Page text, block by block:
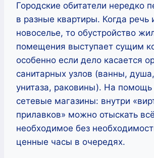
Городские обитатели нередко
в разные квартиры. Когда речь
новоселье, то обустройство
помещения выступает сущим
особенно если дело касается
санитарных узлов (ванны,
унитаза, раковины). На помощь
сетевые магазины: внутри
прилавков» можно отыскать всё
необходимое без
ценные часы в очередях.